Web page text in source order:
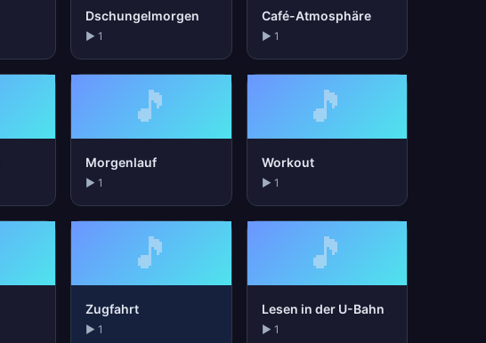
Dschungelmorgen
▶ 1
Café-Atmosphäre
▶ 1
🎵
Morgenlauf
▶ 1
🎵
Workout
▶ 1
🎵
Zugfahrt
▶ 1
🎵
Lesen in der U-Bahn
▶ 1